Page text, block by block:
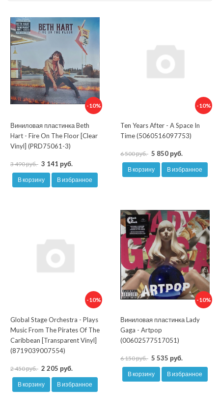
-10%
Виниловая пластинка Beth
Hart - Fire On The Floor [Clear
Vinyl] (PRD75061-3)
3 490 руб. 3 141 руб.
В корзину В избранное
-10%
Ten Years After - A Space In
Time (5060516097753)
6 500 руб. 5 850 руб.
В корзину В избранное
-10%
Global Stage Orchestra - Plays
Music From The Pirates Of The
Caribbean [Transparent Vinyl]
(8719039007554)
2 450 руб. 2 205 руб.
В корзину В избранное
-10%
Виниловая пластинка Lady
Gaga - Artpop
(00602577517051)
6 150 руб. 5 535 руб.
В корзину В избранное